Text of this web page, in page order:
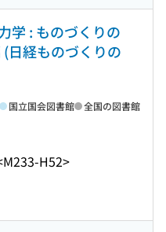
学 : ものづくりの
日経ものづくりの
H52>
国立国会図書館 全国の図書館